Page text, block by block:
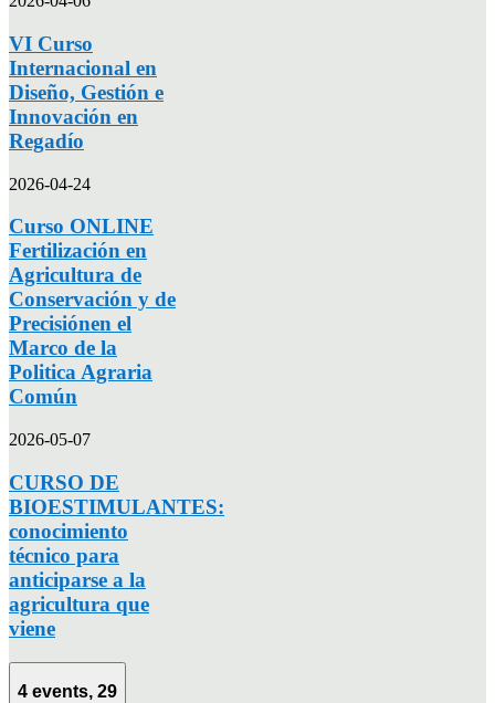
VI Curso
Internacional en
Diseño, Gestión e
Innovación en
Regadío
2026-04-24
Curso ONLINE
Fertilización en
Agricultura de
Conservación y de
Precisiónen el
Marco de la
Politica Agraria
Común
2026-05-07
CURSO DE
BIOESTIMULANTES:
conocimiento
técnico para
anticiparse a la
agricultura que
viene
4 events, 29